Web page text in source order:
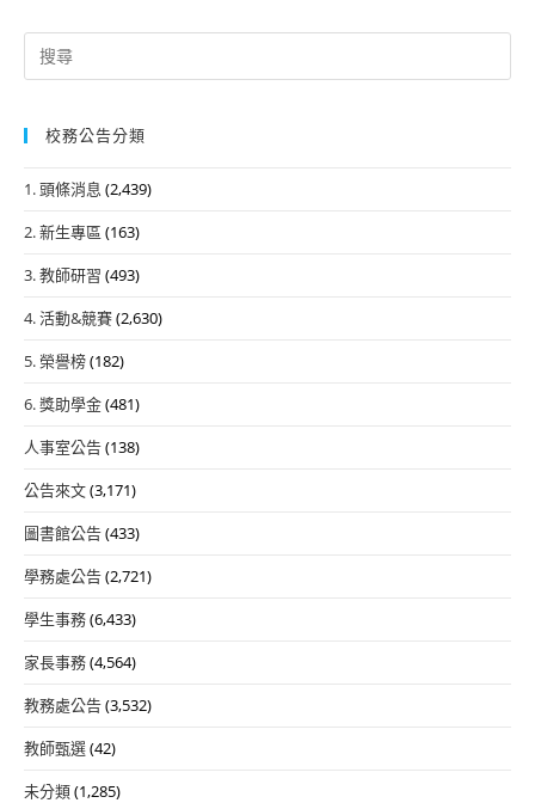
Search
for:
校務公告分類
1. 頭條消息 (2,439)
2. 新生專區 (163)
3. 教師研習 (493)
4. 活動&競賽(2,630)
5. 榮譽榜(182)
6. 獎助學金(481)
人事室公告(138)
公告來文(3,171)
圖書館公告(433)
學務處公告(2,721)
學生事務(6,433)
家長事務(4,564)
教務處公告(3,532)
教師甄選(42)
未分類(1,285)